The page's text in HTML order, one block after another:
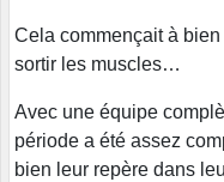
Cela commençait à
sortir les muscles…
Avec une équipe
période a été assez
bien leur repère dans